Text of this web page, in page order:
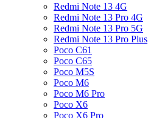
Redmi Note 13 4G
Redmi Note 13 Pro 4G
Redmi Note 13 Pro 5G
Redmi Note 13 Pro Plus
Poco C61
Poco C65
Poco M5S
Poco M6
Poco M6 Pro
Poco X6
Poco X6 Pro